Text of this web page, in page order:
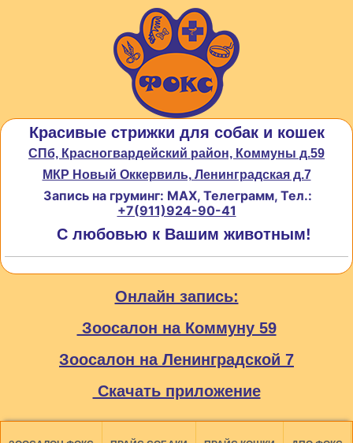
Красивые стрижки для собак и кошек
СПб, Красногвардейский район, Коммуны д.59
МКР Новый Оккервиль, Ленинградская д.7
Запись на груминг: MAX, Телеграмм, Тел.:
+7(911)924-90-41
С любовью к Вашим животным!
Онлайн запись:
Зоосалон на Коммуну 59
Зоосалон на Ленинградской 7
Скачать приложение